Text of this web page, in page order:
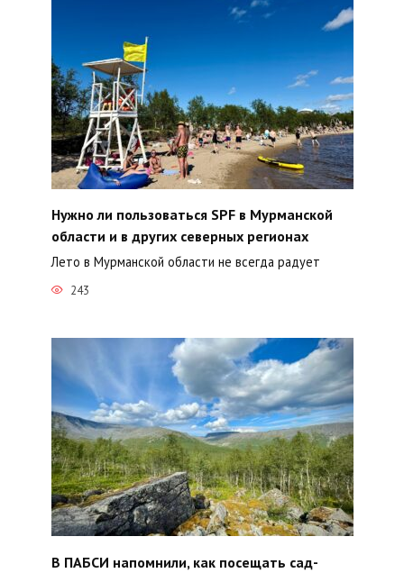
Нужно ли пользоваться SPF в Мурманской
области и в других северных регионах
Лето в Мурманской области не всегда радует
243
В ПАБСИ напомнили, как посещать сад-